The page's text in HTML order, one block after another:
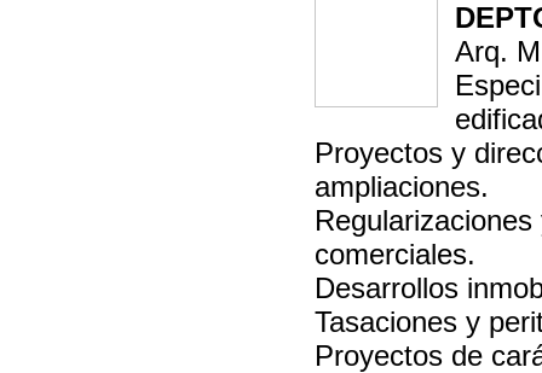
Arq.
Proyectos y
ampliaciones.
comerciales.
Desarrollos
Tasaciones y
Proyectos de